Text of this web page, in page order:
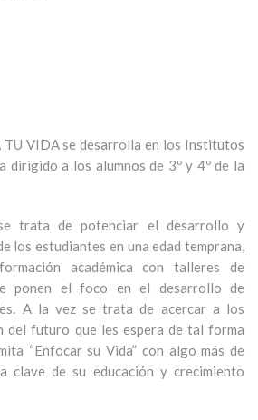
TU VIDA se desarrolla en los Institutos
dirigido a los alumnos de 3º y 4º de la
trata de potenciar el desarrollo y
los estudiantes en una edad temprana,
formación académica con talleres de
ponen el foco en el desarrollo de
A la vez se trata de acercar a los
delfuturo que les espera de tal forma
“Enfocar su Vida” con algo más de
clave de su educación y crecimiento